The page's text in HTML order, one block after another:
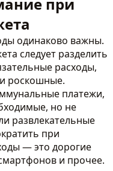
одинаково важны.
следует разделить
расходы,
роскошные.
платежи,
но не
развлекательные
при
— это дорогие
и прочее.